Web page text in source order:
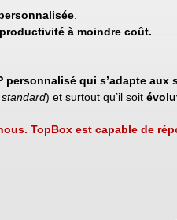
.
productivité à moindre coût.
personnalisé qui s’adapte
) et surtout qu’il soit
TopBox est capable de